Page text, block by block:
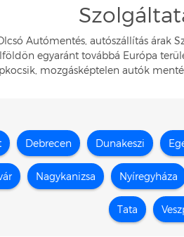
Autómentés, autószállítás árak
egyaránt továbbá Európa
mozgásképtelen autók
Debrecen Dunakeszi
Nagykanizsa Nyíregyháza
Tata